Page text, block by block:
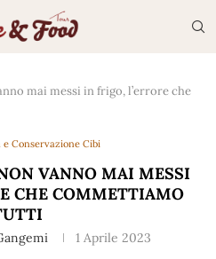
mai messi in frigo, l’errore che
Conservazione Cibi
VANNO MAI MESSI
CHE COMMETTIAMO
1 Aprile 2023